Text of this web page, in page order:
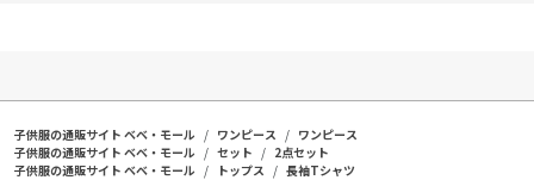
子供服の通販サイト ベベ・モール ワンピース
ワンピース
子供服の通販サイト ベベ・モール
セット
2点セット
子供服の通販サイト ベベ・モール
トップス 長袖Tシャツ